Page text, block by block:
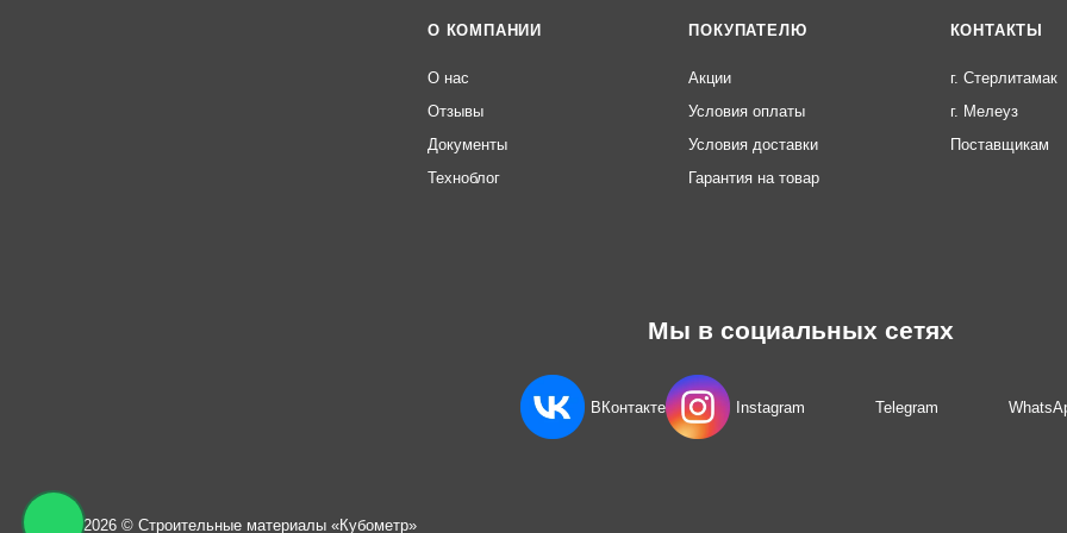
О КОМПАНИИ
О нас
Отзывы
Документы
Техноблог
ПОКУПАТЕЛЮ
Акции
Условия оплаты
Условия доставки
Гарантия на товар
КОНТАКТЫ
г. Стерлитамак
г. Мелеуз
Поставщикам
Мы в социальных сетях
ВКонтакте Instagram Telegram
2013 - 2026 © Строительные материалы «Кубометр»